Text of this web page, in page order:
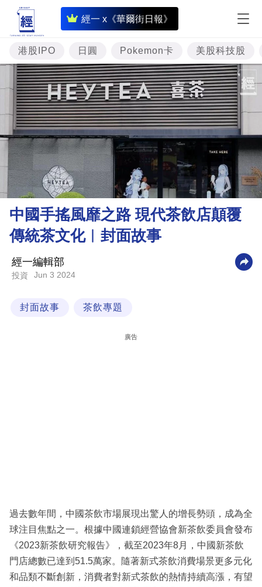
經一 x《華爾街日報》
即
時
財
經
專
題
投
資
市
理
財
商
科
區
港股IPO 日圓 Pokemon卡 美股科技股
中國手搖風靡之路 現代茶飲店顛覆
傳統茶文化︳封面故事
經一編輯部
投資 Jun 3 2024
封面故事 茶飲專題
廣告
過去數年間，中國茶飲市場展現出驚人的增長勢頭，成為全
球注目焦點之一。根據中國連鎖經營協會新茶飲委員會發布
《2023新茶飲研究報告》，截至2023年8月，中國新茶飲
門店總數已達到51.5萬家。隨著新式茶飲消費場景更多元化
和品類不斷創新，消費者對新式茶飲的熱情持續高漲，有望